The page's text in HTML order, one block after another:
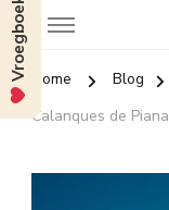
Home Blog
Calanques de Piana